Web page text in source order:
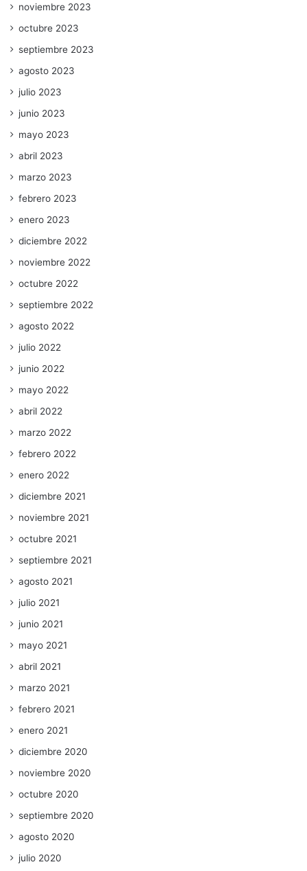
noviembre 2023
octubre 2023
septiembre 2023
agosto 2023
julio 2023
junio 2023
mayo 2023
abril 2023
marzo 2023
febrero 2023
enero 2023
diciembre 2022
noviembre 2022
octubre 2022
septiembre 2022
agosto 2022
julio 2022
junio 2022
mayo 2022
abril 2022
marzo 2022
febrero 2022
enero 2022
diciembre 2021
noviembre 2021
octubre 2021
septiembre 2021
agosto 2021
julio 2021
junio 2021
mayo 2021
abril 2021
marzo 2021
febrero 2021
enero 2021
diciembre 2020
noviembre 2020
octubre 2020
septiembre 2020
agosto 2020
julio 2020